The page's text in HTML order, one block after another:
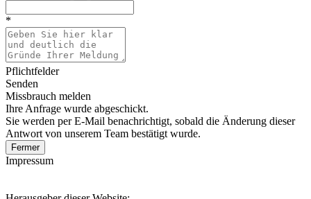
*
Pflichtfelder
Senden
Missbrauch melden
Ihre Anfrage wurde abgeschickt.
Sie werden per E-Mail benachrichtigt, sobald die Änderung dieser
Antwort von unserem Team bestätigt wurde.
Fermer
Impressum